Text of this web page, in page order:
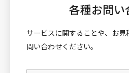
各種お問い
サービスに関することや、お
問い合わせください。